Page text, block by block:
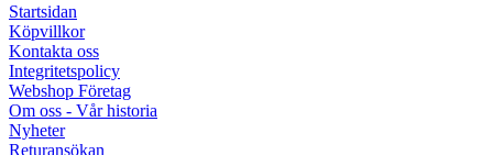
Startsidan
Köpvillkor
Kontakta oss
Integritetspolicy
Webshop Företag
Om oss - Vår historia
Nyheter
Returansökan